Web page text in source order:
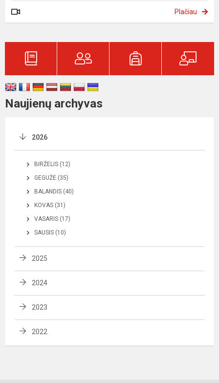
Plačiau
Naujienų archyvas
2026
BIRŽELIS (12)
GEGUŽĖ (35)
BALANDIS (40)
KOVAS (31)
VASARIS (17)
SAUSIS (10)
2025
2024
2023
2022